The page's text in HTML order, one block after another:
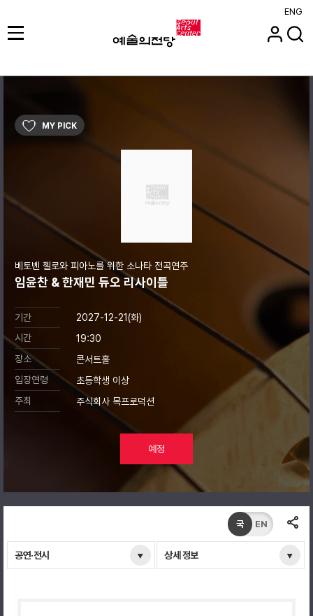
ENG
MY PICK
베토벤 첼로와 피아노를 위한 소나타 전곡연주
임윤찬 & 한재민 듀오 리사이틀
기간
2027-12-21(화)
시간
19:30
장소
콘서트홀
입장연령
초등학생 이상
주최
주식회사 목프로덕션
예정
공연·전시 상세 정보
국 EN